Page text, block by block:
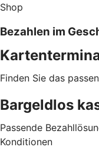
Shop
Bezahlen im
Finden Sie das
Bargeldlos
Passende
Konditionen